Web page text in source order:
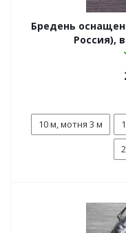
Бредень
Россия),
10 м, мотня 3 м